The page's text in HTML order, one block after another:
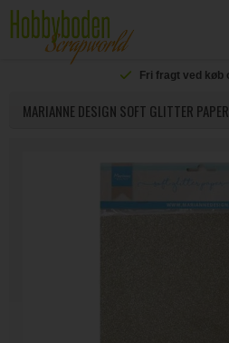
Fri fragt ved køb
MARIANNE DESIGN SOFT GLITTER